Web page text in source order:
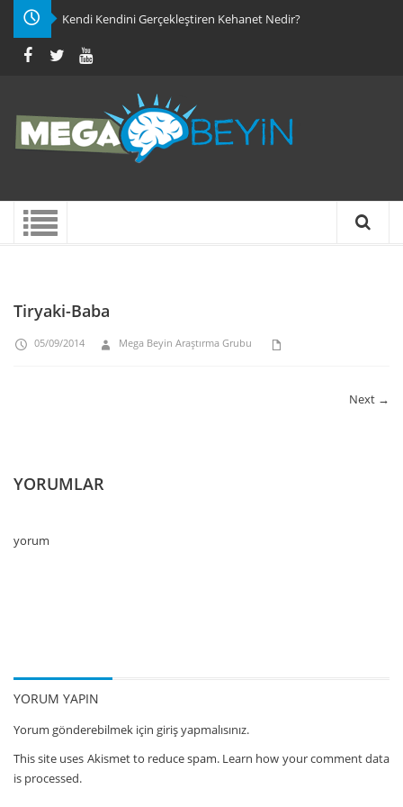
Kendi Kendini Gerçekleştiren Kehanet Nedir?
Tiryaki-Baba
05/09/2014 Mega Beyin Araştırma Grubu
Next →
YORUMLAR
yorum
YORUM YAPIN
Yorum gönderebilmek için giriş yapmalısınız.
This site uses Akismet to reduce spam. Learn how your comment data
is processed.